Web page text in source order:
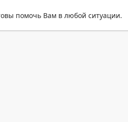
помочь Вам в любой ситуации.